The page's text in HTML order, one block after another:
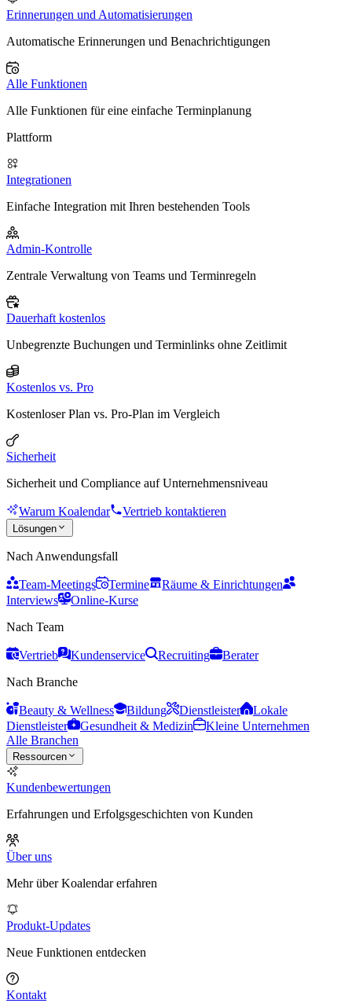
Erinnerungen und Automatisierungen
Automatische Erinnerungen und Benachrichtigungen
Alle Funktionen
Alle Funktionen für eine einfache Terminplanung
Plattform
Integrationen
Einfache Integration mit Ihren bestehenden Tools
Admin-Kontrolle
Zentrale Verwaltung von Teams und Terminregeln
Dauerhaft kostenlos
Unbegrenzte Buchungen und Terminlinks ohne Zeitlimit
Kostenlos vs. Pro
Kostenloser Plan vs. Pro-Plan im Vergleich
Sicherheit
Sicherheit und Compliance auf Unternehmensniveau
Warum Koalendar Vertrieb kontaktieren
Lösungen
Nach Anwendungsfall
Team-Meetings Termine
Räume & Einrichtungen
Interviews
Online-Kurse
Nach Team
Vertrieb Kundenservice Recruiting
Berater
Nach Branche
Beauty & Wellness Bildung Dienstleister
Lokale
Dienstleister
Gesundheit & Medizin
Kleine Unternehmen
Alle Branchen
Ressourcen
Kundenbewertungen
Erfahrungen und Erfolgsgeschichten von Kunden
Über uns
Mehr über Koalendar erfahren
Produkt-Updates
Neue Funktionen entdecken
Kontakt